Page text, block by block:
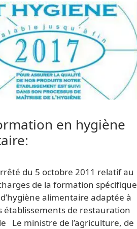
en hygiène
du 5 octobre 2011 relatif au
de la formation spécifique
alimentaire adaptée à
établissements de restauration
Le ministre de l’agriculture, de